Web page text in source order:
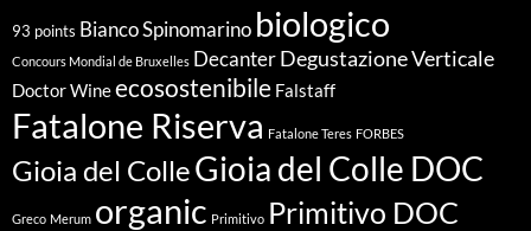
93 points Bianco Spinomarino biologico
Concours Mondial de Bruxelles DecanterDegustazione Verticale
Doctor Wineecosostenibile Falstaff
Fatalone Riserva Fatalone Teres FORBES
Gioia del ColleGioia del Colle DOC
Greco Merum organic Primitivo Primitivo DOC